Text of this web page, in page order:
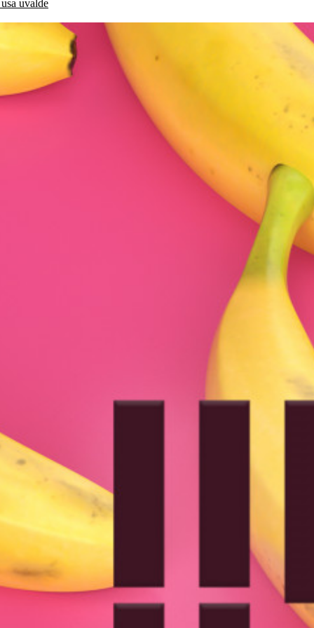
usa uvalde